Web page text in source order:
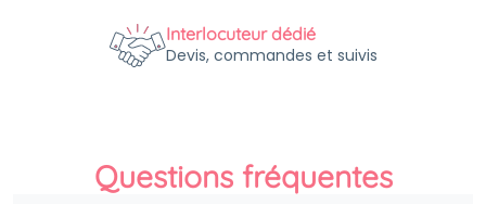
Interlocuteur dédié
Devis, commandes et suivis
Questions fréquentes